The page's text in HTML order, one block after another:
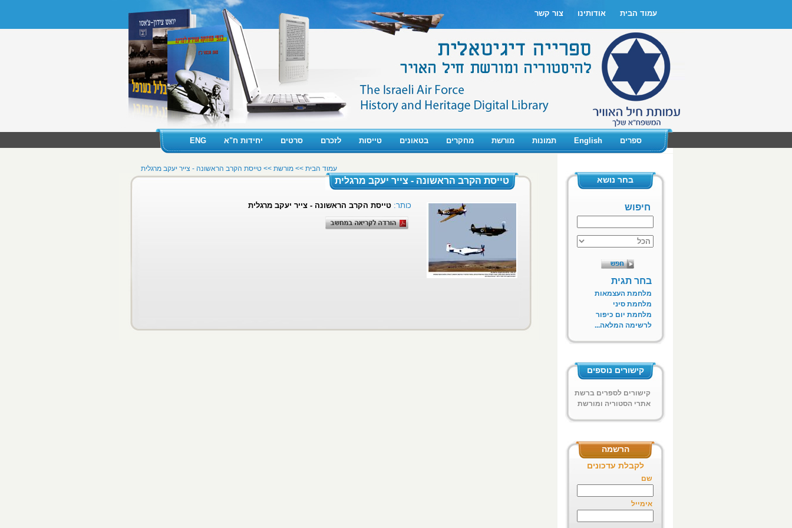
עמוד הבית אודותינו צור קשר
ספרים English תמונות מורשת מחקרים בטאונים טייסות לזכרם סרטים יחידות ח"א ENG
בחר נושא
חיפוש
בחר תגית
מלחמת העצמאות
מלחמת סיני
מלחמת יום כיפור
לרשימה המלאה...
קישורים נוספים
קישורים לספרים ברשת
אתרי הסטוריה ומורשת
הרשמה
לקבלת עדכונים
שם
אימייל
עמוד הבית >> מורשת >> טייסת הקרב הראשונה - צייר יעקב מרגלית
טייסת הקרב הראשונה - צייר יעקב מרגלית
כותר: טייסת הקרב הראשונה - צייר יעקב מרגלית